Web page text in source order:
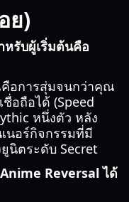
ย)
หรับผู้เริ่มต้นคือ
อการสุ่มจนกว่าคุณ
อถือได้ (Speed
หนึ่งตัว หลัง
นอร์กิจกรรมที่มี
นิตระดับ Secret
Reversal ได้